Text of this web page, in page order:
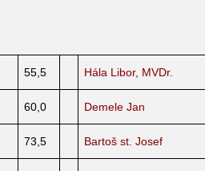
55,5 Hála Libor, MVDr.
60,0 Demele Jan
73,5 Bartoš st. Josef